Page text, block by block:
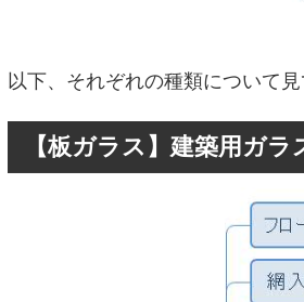
以下、それぞれの種類について見
【板ガラス】建築用ガラ